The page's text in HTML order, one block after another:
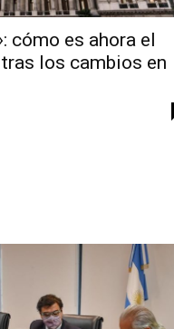
cómo es ahora el
los cambios en